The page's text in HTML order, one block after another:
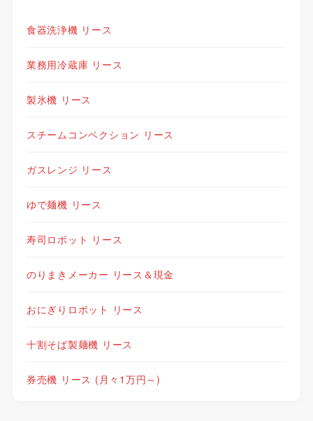
食器洗浄機 リース
業務用冷蔵庫 リース
製氷機 リース
スチームコンベクション リース
ガスレンジ リース
ゆで麺機 リース
寿司ロボット リース
のりまきメーカー リース＆現金
おにぎりロボット リース
十割そば製麺機 リース
券売機 リース (月々1万円～)